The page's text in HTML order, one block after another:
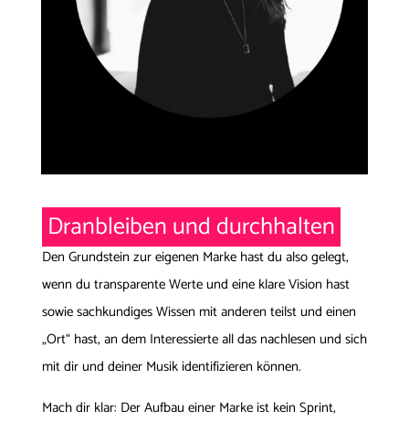
Dranbleiben und durchhalten
Den Grundstein zur eigenen Marke hast du also gelegt,
wenn du transparente Werte und eine klare Vision hast
sowie sachkundiges Wissen mit anderen teilst und einen
„Ort“ hast, an dem Interessierte all das nachlesen und sich
mit dir und deiner Musik identifizieren können.
Mach dir klar: Der Aufbau einer Marke ist kein Sprint,